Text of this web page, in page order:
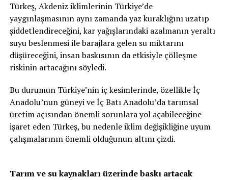
Türkeş, Akdeniz iklimlerinin Türkiye’de
yaygınlaşmasının aynı zamanda yaz kuraklığını uzatıp
şiddetlendireceğini, kar yağışlarındaki azalmanın yeraltı
suyu beslenmesi ile barajlara gelen su miktarını
düşüreceğini, insan baskısının da etkisiyle çölleşme
riskinin artacağını söyledi.
Bu durumun Türkiye’nin iç kesimlerinde, özellikle İç
Anadolu’nun güneyi ve İç Batı Anadolu’da tarımsal
üretim açısından önemli sorunlara yol açabileceğine
işaret eden Türkeş, bu nedenle iklim değişikliğine uyum
çalışmalarının önemli olduğunun altını çizdi.
Tarım ve su kaynakları üzerinde baskı artacak